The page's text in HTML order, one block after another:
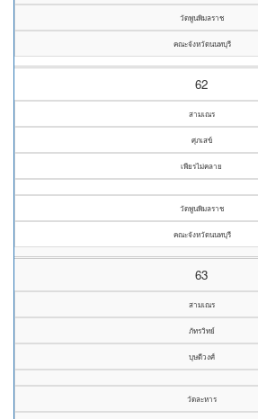
วัดพูนพิมลราช
คณะจังหวัดนนทบุรี
62
สามเณร
ศุภเสข์
เพียรไม่คลาย
วัดพูนพิมลราช
คณะจังหวัดนนทบุรี
63
สามเณร
ภัทรวิทย์
บุษดีวงศ์
วัดละหาร